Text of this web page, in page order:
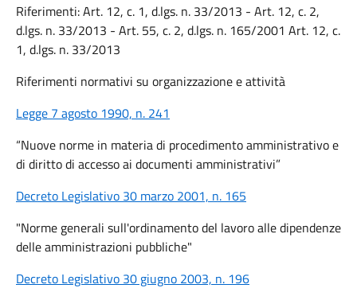
Riferimenti: Art. 12, c. 1, d.lgs. n. 33/2013 - Art. 12, c. 2,
d.lgs. n. 33/2013 - Art. 55, c. 2, d.lgs. n. 165/2001 Art. 12, c.
1, d.lgs. n. 33/2013
Riferimenti normativi su organizzazione e attività
Legge 7 agosto 1990, n. 241
“Nuove norme in materia di procedimento amministrativo e
di diritto di accesso ai documenti amministrativi”
Decreto Legislativo 30 marzo 2001, n. 165
"Norme generali sull'ordinamento del lavoro alle dipendenze
delle amministrazioni pubbliche"
Decreto Legislativo 30 giugno 2003, n. 196